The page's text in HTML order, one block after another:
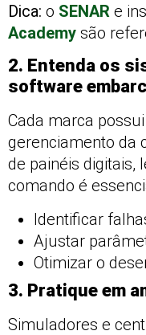
Dica: o SENAR e
Academy são
2. Entenda os
software
Cada marca
gerenciamento da
de painéis digitais,
comando é
Identificar
Ajustar
Otimizar o
3. Pratique em
Simuladores e